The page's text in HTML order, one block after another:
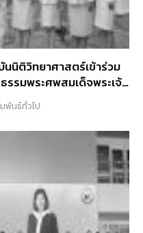
นิติวิทยาศาสตร์เข้าร่วม
รรมพระศพสมเด็จพระเจ้า
าเทพยวดี กรมหลวงราช
พันธ์ทั่วไป